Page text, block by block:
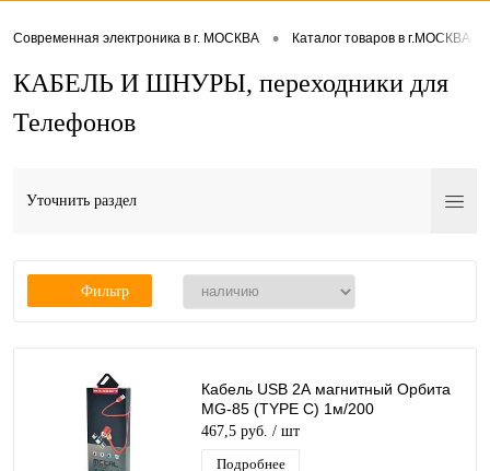
Современная электроника в г. МОСКВА • Каталог товаров в г.МОСКВА
КАБЕЛЬ И ШНУРЫ, переходники для
Телефонов
Уточнить раздел
Фильтр
Кабель USB 2А магнитный Орбита
MG-85 (TYPE C) 1м/200
467,5 руб. / шт
Подробнее